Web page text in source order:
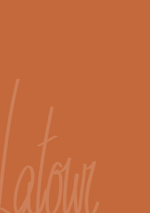
Anne-Marie Latour
archi
tecte